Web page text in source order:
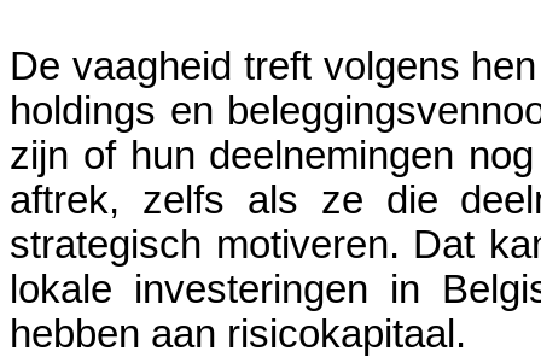
De vaagheid treft volgens
holdings en
zijn of hun deelnemingen
aftrek, zelfs als ze die
strategisch motiveren. Dat
lokale investeringen in
hebben aan risicokapitaal.